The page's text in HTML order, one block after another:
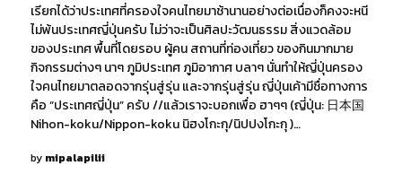
เรียกได้ว่าประเทศที่ครองใจคนไทยมาช้านานอย่างต่อเนื่องก็คงจะหนี
ไม่พ้นประเทศญี่ปุ่นครับ ไม่ว่าจะเป็นศิลปะวัฒนธรรม สิ่งแวดล้อม
ของประเทศ พื้นที่โดยรอบ ผู้คน สถานที่ท่องเที่ยว ของกินมากมาย
กิจกรรมต่างๆ นาๆ ภูมิประเทศ ภูมิอากาศ บลาๆ นั่นทำให้ญี่ปุ่นครอง
ใจคนไทยมาตลอดจากรุ่นสู่รุ่น และจากรุ่นสู่รุ่น ญี่ปุ่นเค้ามีชื่อทางการ
คือ “ประเทศญี่ปุ่น” ครับ //แล้วเราจะบอกเพื่อ ฮาๆๆ (ญี่ปุ่น: 日本国
Nihon-koku/Nippon-koku นิฮงโกะกุ/นิปปงโกะกุ )…
by mipalapilii